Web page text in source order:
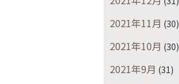
2021年11月 (30)
2021年10月 (30)
2021年9月 (31)